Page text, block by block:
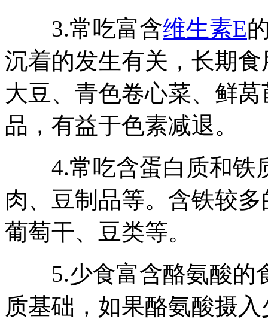
3.常吃富含维生素E
沉着的发生有关，长期
大豆、青色卷心菜、鲜
品，有益于色素减退。
4.常吃含蛋白质和铁
肉、豆制品等。含铁较
葡萄干、豆类等。
5.少食富含酪氨酸的
质基础，如果酪氨酸摄